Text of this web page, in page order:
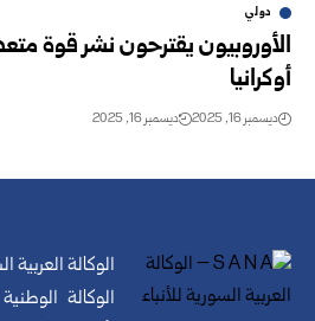
دولي
الأوروبيون يقترحون نشر قوة
أوكرانيا
ديسمبر 16, 2025 ديسمبر 16, 2025
الوكالة العربية
الوكالة